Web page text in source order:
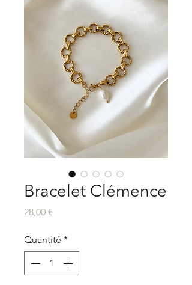
Bracelet Clémence
28,00 €
Quantité *